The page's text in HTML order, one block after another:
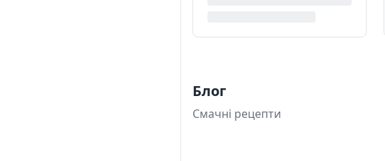
Блог
Смачні рецепти